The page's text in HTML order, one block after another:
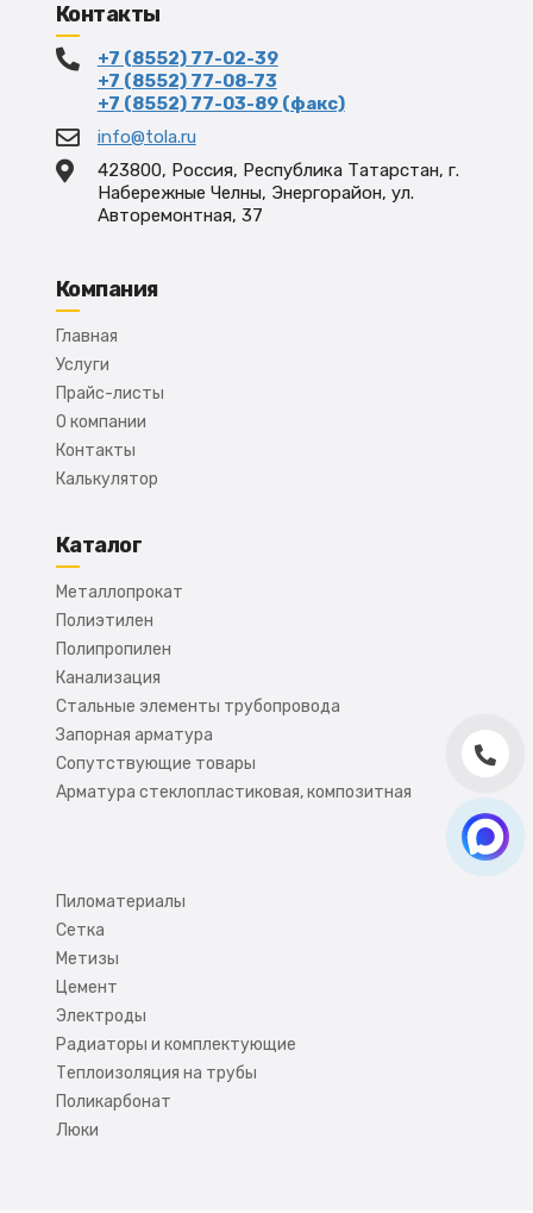
Контакты
+7 (8552) 77-02-39
+7 (8552) 77-08-73
+7 (8552) 77-03-89 (факс)
info@tola.ru
423800, Россия, Республика Татарстан, г.
Набережные Челны, Энергорайон, ул.
Авторемонтная, 37
Компания
Главная
Услуги
Прайс-листы
О компании
Контакты
Калькулятор
Каталог
Металлопрокат
Полиэтилен
Полипропилен
Канализация
Стальные элементы трубопровода
Запорная арматура
Сопутствующие товары
Арматура стеклопластиковая, композитная
Пиломатериалы
Сетка
Метизы
Цемент
Электроды
Радиаторы и комплектующие
Теплоизоляция на трубы
Поликарбонат
Люки